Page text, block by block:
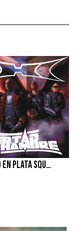
HABLANDO EN PLATA SQUAD – LIBERTAD / HAMBRE